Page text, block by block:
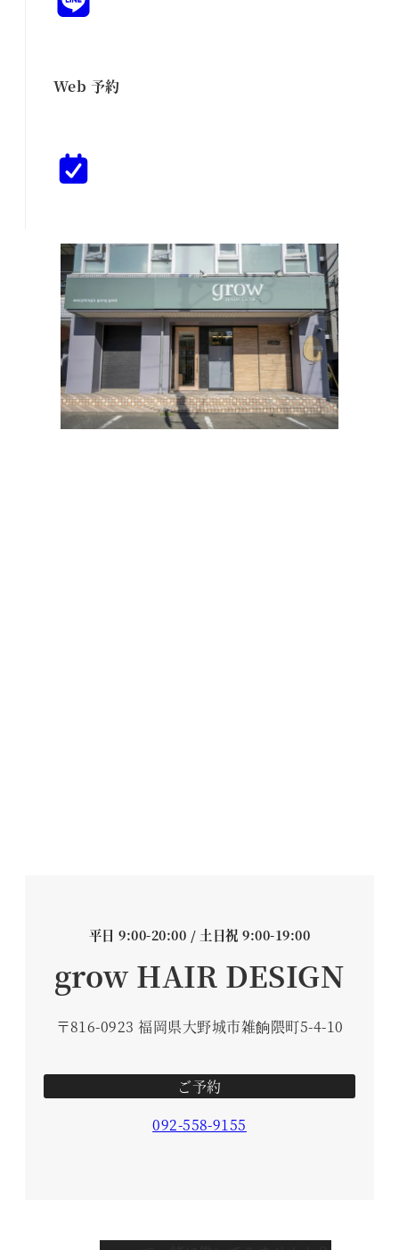
Web 予約
平日 9:00-20:00 / 土日祝 9:00-19:00
grow HAIR DESIGN
〒816-0923 福岡県大野城市雑餉隈町5-4-10
ご予約
092-558-9155